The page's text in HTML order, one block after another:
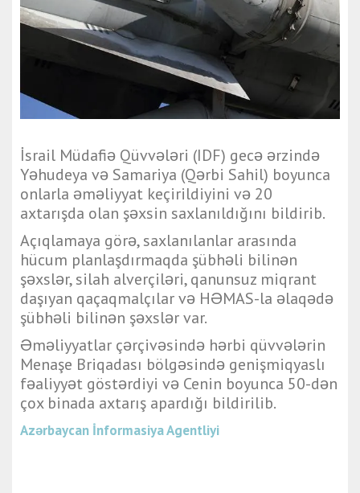
İsrail Müdafiə Qüvvələri (IDF) gecə ərzində
Yəhudeya və Samariya (Qərbi Sahil) boyunca
onlarla əməliyyat keçirildiyini və 20
axtarışda olan şəxsin saxlanıldığını bildirib.
Açıqlamaya görə, saxlanılanlar arasında
hücum planlaşdırmaqda şübhəli bilinən
şəxslər, silah alverçiləri, qanunsuz miqrant
daşıyan qaçaqmalçılar və HƏMAS-la əlaqədə
şübhəli bilinən şəxslər var.
Əməliyyatlar çərçivəsində hərbi qüvvələrin
Menaşe Briqadası bölgəsində genişmiqyaslı
fəaliyyət göstərdiyi və Cenin boyunca 50-dən
çox binada axtarış apardığı bildirilib.
Azərbaycan İnformasiya Agentliyi